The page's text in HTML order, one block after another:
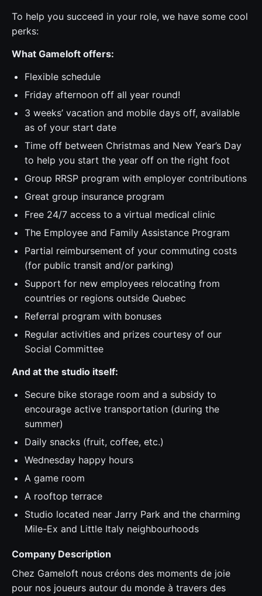
To help you succeed in your role, we have some cool
perks:
What Gameloft offers:
Flexible schedule
Friday afternoon off all year round!
3 weeks’ vacation and mobile days off, available
as of your start date
Time off between Christmas and New Year’s Day
to help you start the year off on the right foot
Group RRSP program with employer contributions
Great group insurance program
Free 24/7 access to a virtual medical clinic
The Employee and Family Assistance Program
Partial reimbursement of your commuting costs
(for public transit and/or parking)
Support for new employees relocating from
countries or regions outside Quebec
Referral program with bonuses
Regular activities and prizes courtesy of our
Social Committee
And at the studio itself:
Secure bike storage room and a subsidy to
encourage active transportation (during the
summer)
Daily snacks (fruit, coffee, etc.)
Wednesday happy hours
A game room
A rooftop terrace
Studio located near Jarry Park and the charming
Mile-Ex and Little Italy neighbourhoods
Company Description
Chez Gameloft nous créons des moments de joie
pour nos joueurs autour du monde à travers des